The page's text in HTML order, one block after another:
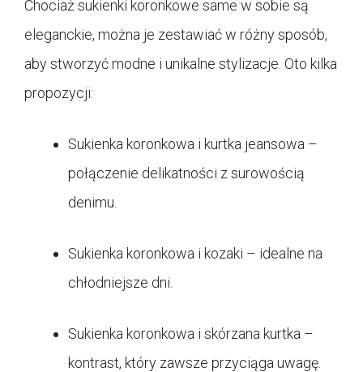
Chociaż sukienki koronkowe same w sobie są
eleganckie, można je zestawiać w różny sposób,
aby stworzyć modne i unikalne stylizacje. Oto kilka
propozycji:
Sukienka koronkowa i kurtka jeansowa –
połączenie delikatności z surowością
denimu.
Sukienka koronkowa i kozaki – idealne na
chłodniejsze dni.
Sukienka koronkowa i skórzana kurtka –
kontrast, który zawsze przyciąga uwagę.